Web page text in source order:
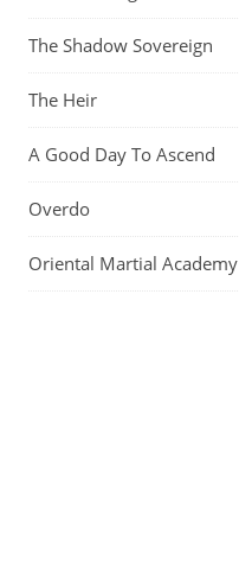
The Shadow Sovereign
The Heir
A Good Day To Ascend
Overdo
Oriental Martial Academy